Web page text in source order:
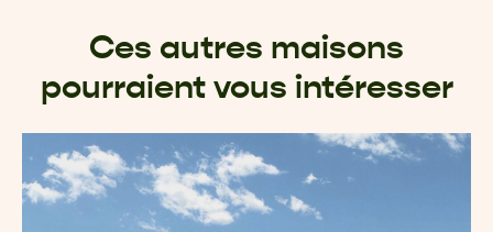
Ces autres maisons
pourraient vous intéresser